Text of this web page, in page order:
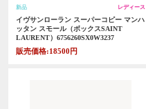
新品 レディース
イヴサンローラン スーパーコピー マンハ
ッタン スモール（ボックスSAINT
LAURENT）6756260SX0W3237
販売価格:18500円